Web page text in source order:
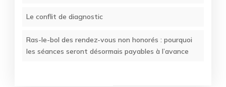
Le conflit de diagnostic
Ras-le-bol des rendez-vous non honorés : pourquoi
les séances seront désormais payables à l’avance